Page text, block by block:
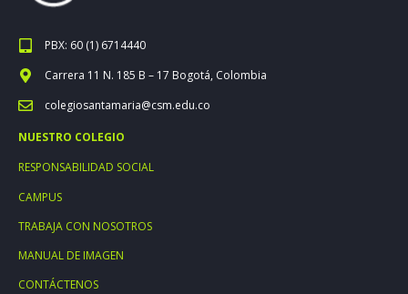
PBX: 60 (1) 6714440
Carrera 11 N. 185 B – 17 Bogotá, Colombia
colegiosantamaria@csm.edu.co
NUESTRO COLEGIO
RESPONSABILIDAD SOCIAL
CAMPUS
TRABAJA CON NOSOTROS
MANUAL DE IMAGEN
CONTÁCTENOS